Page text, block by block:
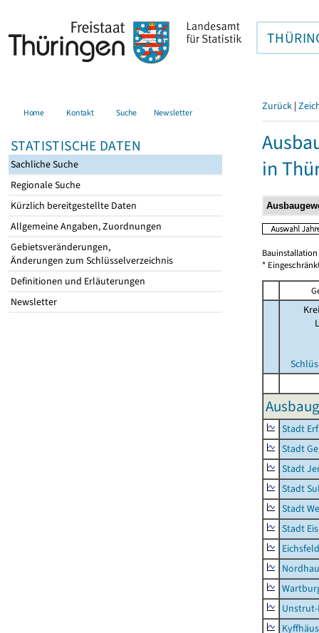
Home Kontakt Suche Newsletter
STATISTISCHE DATEN
Sachliche Suche
Regionale Suche
Kürzlich bereitgestellte Daten
Allgemeine Angaben, Zuordnungen
Gebietsveränderungen,
Änderungen zum Schlüsselverzeichnis
Definitionen und Erläuterungen
Newsletter
Zurück |
in
*
Stadt
Stadt
Stadt
Stadt
Stadt
Stadt
Eichsfeld